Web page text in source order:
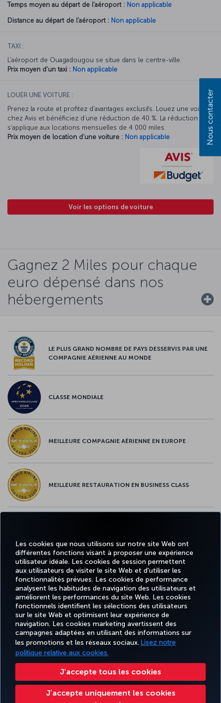
Les cookies que nous utilisons sur notre site Web ont
différentes fonctions visant à proposer une expérience
utilisateur idéale. Les cookies de session permettent
aux utilisateurs de visiter le site Web et d'utiliser les
fonctionnalités prévues. Les cookies de performance
analysent les habitudes de navigation des utilisateurs et
améliorent les performances du site Web. Les cookies
fonctionnels identifient les sélections des utilisateurs
sur le site Web et optimisent leur expérience de
navigation. Les cookies marketing avertissent des
campagnes adaptées en utilisant des informations sur
les promotions et les réseaux sociaux. Lisez notre
politique relative aux cookies.
J’accepte tous les cookies
Jʼaccepte uniquement les cookies
Temps moyen au départ de l'aéroport : Non applicable
Distance au départ de l'aéroport : Non applicable
TAXI :
L'aéroport de Ouagadougou se situe dans le centre-ville.
Prix moyen d'un taxi : Non applicable
LOUER UNE VOITURE :
Prenez la route et profitez d’avantages exclusifs. Louez une voiture
chez Avis et bénéficiez d’une réduction de 40 %. La réduction Avis
s’applique aux locations mensuelles de 4 000 miles.
Prix moyen de location d'une voiture : Non applicable
Voir les options de voiture
Gagnez 2 Miles pour chaque
euro dépensé dans nos
hébergements
LE PLUS GRAND NOMBRE DE PAYS DESSERVIS PAR UNE
COMPAGNIE AÉRIENNE AU MONDE
CLASSE MONDIALE
MEILLEURE COMPAGNIE AÉRIENNE EN EUROPE
MEILLEURE RESTAURATION EN BUSINESS CLASS
MEILLEUR WI-FI EN EUROPE
RÉSERVER
ET GÉRER
EXPÉRIENCE
OFFRES ET
DESTINATIONS
AIDE
MILES
&
SMILES
Informations Légales Mentions légales
Règlement en ligne des litiges
Droits des personnes concernées dans l’UE Tarifs (CANADA)
Nous contacter